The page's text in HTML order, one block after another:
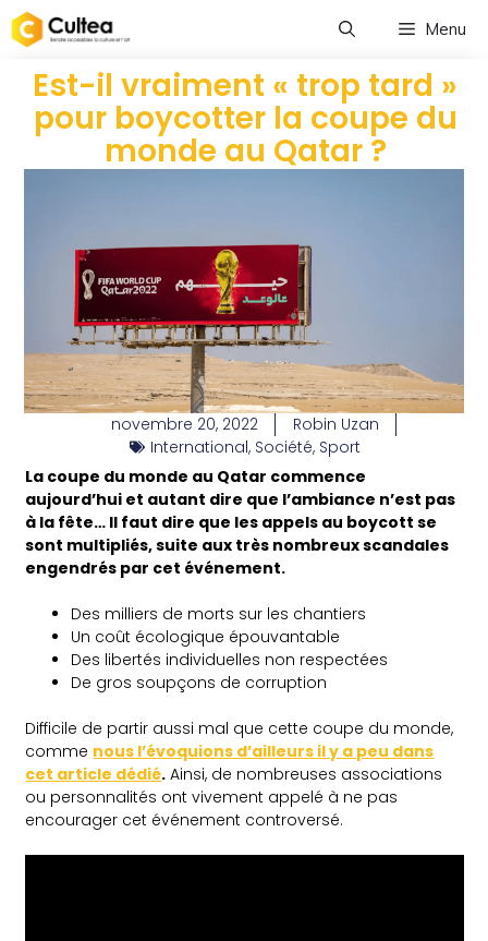
Menu
Est-il vraiment « trop tard »
pour boycotter la coupe du
monde au Qatar ?
novembre 20, 2022
Robin Uzan
International, Société, Sport
La coupe du monde au Qatar commence
aujourd’hui et autant dire que l’ambiance n’est pas
à la fête… Il faut dire que les appels au boycott se
sont multipliés, suite aux très nombreux scandales
engendrés par cet événement.
Des milliers de morts sur les chantiers
Un coût écologique épouvantable
Des libertés individuelles non respectées
De gros soupçons de corruption
Difficile de partir aussi mal que cette coupe du monde,
comme nous l’évoquions d’ailleurs il y a peu dans
cet article dédié. Ainsi, de nombreuses associations
ou personnalités ont vivement appelé à ne pas
encourager cet événement controversé.